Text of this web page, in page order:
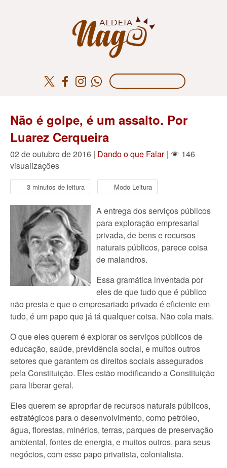
Não é golpe, é um assalto. Por
Luarez Cerqueira
02 de outubro de 2016 | Dando o que Falar|
146
visualizações
3 minutos de leitura Modo Leitura
A entrega dos serviços públicos
para exploração empresarial
privada, de bens e recursos
naturais públicos, parece coisa
de malandros.
Essa gramática inventada por
eles de que tudo que é público
não presta e que o empresariado privado é eficiente em
tudo, é um papo que já tá qualquer coisa. Não cola mais.
O que eles querem é explorar os serviços públicos de
educação, saúde, previdência social, e muitos outros
setores que garantem os direitos sociais assegurados
pela Constituição. Eles estão modificando a Constituição
para liberar geral.
Eles querem se apropriar de recursos naturais públicos,
estratégicos para o desenvolvimento, como petróleo,
água, florestas, minérios, terras, parques de preservação
ambiental, fontes de energia, e muitos outros, para seus
negócios, com esse papo privatista, colonialista.